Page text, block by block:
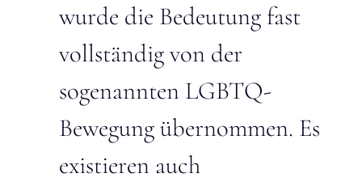
wurde die Bedeutung fast
vollständig von der
sogenannten LGBTQ-
Bewegung übernommen. Es
existieren auch